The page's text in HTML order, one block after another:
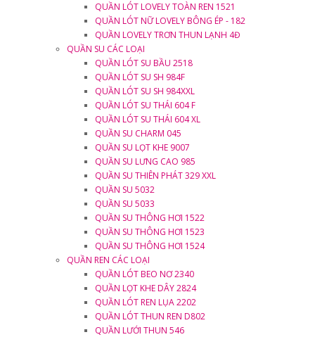
QUẦN LÓT LOVELY TOÀN REN 1521
QUẦN LÓT NỮ LOVELY BÔNG ÉP - 182
QUẦN LOVELY TRƠN THUN LẠNH 4Đ
QUẦN SU CÁC LOẠI
QUẦN LÓT SU BẦU 2518
QUẦN LÓT SU SH 984F
QUẦN LÓT SU SH 984XXL
QUẦN LÓT SU THÁI 604 F
QUẦN LÓT SU THÁI 604 XL
QUẦN SU CHARM 045
QUẦN SU LỌT KHE 9007
QUẦN SU LƯNG CAO 985
QUẦN SU THIÊN PHÁT 329 XXL
QUẦN SU 5032
QUẦN SU 5033
QUẦN SU THÔNG HƠI 1522
QUẦN SU THÔNG HƠI 1523
QUẦN SU THÔNG HƠI 1524
QUẦN REN CÁC LOẠI
QUẦN LÓT BEO NƠ 2340
QUẦN LỌT KHE DÂY 2824
QUẦN LÓT REN LỤA 2202
QUẦN LÓT THUN REN D802
QUẦN LƯỚI THUN 546